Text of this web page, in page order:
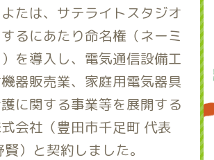
たは、サテライトスタジオ
るにあたり命名権（ネーミ
を導入し、電気通信設備工
器販売業、家庭用電気器具
に関する事業等を展開する
会社（豊田市千足町 代表
）と契約しました。